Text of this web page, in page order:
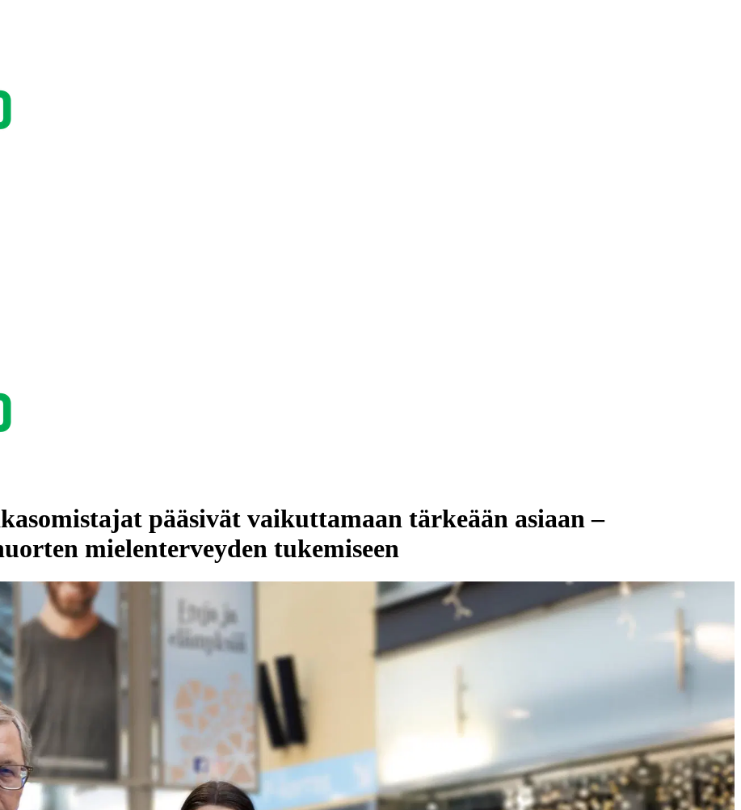
pääsivät vaikuttamaan tärkeään asiaan –
mielenterveyden tukemiseen